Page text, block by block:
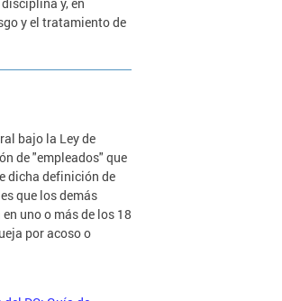
y el tratamiento de
bajo la Ley de
de "empleados" que
dicha definición de
que los demás
uno o más de los 18
por acoso o